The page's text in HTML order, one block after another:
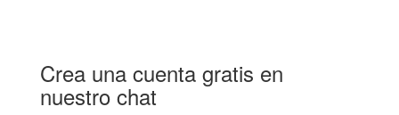
Crea una cuenta gratis en
nuestro chat